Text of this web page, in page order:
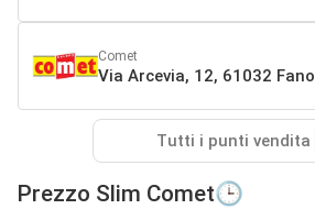
Comet
Via Arcevia, 12, 61032 Fano
Tutti i punti vendita
Prezzo Slim Comet🕒